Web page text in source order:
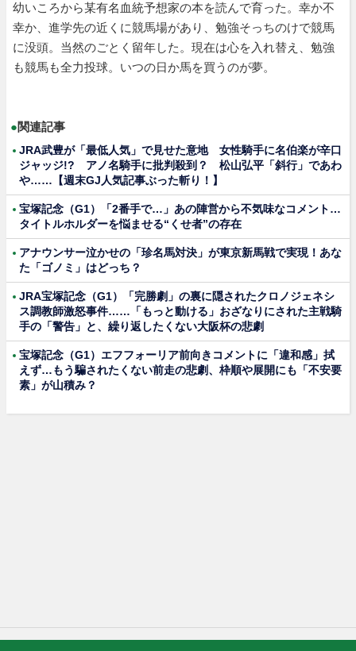
幼いころから某有名血統予想家の本を読んで育った。幸か不
幸か、進学先の近くに競馬場があり、勉強そっちのけで競馬
に没頭。当然のごとく留年した。現在は心を入れ替え、勉強
も競馬も全力投球。いつの日か馬を買うのが夢。
●関連記事
JRA武豊が「最低人気」で見せた意地 女性騎手に名伯楽が辛口
ジャッジ!? アノ名騎手に批判殺到？ 松山弘平「斜行」であわ
や……【週末GJ人気記事ぶった斬り！】
宝塚記念（G1）「2番手で…」あの陣営から不気味なコメント…
タイトルホルダーを悩ませる“くせ者”の存在
アナウンサー泣かせの「珍名馬対決」が東京新馬戦で実現！あな
た「ゴノミ」はどっち？
JRA宝塚記念（G1）「完勝劇」の裏に隠されたクロノジェネシ
ス調教師激怒事件……「もっと動ける」おざなりにされた主戦騎
手の「警告」と、繰り返したくない大阪杯の悲劇
宝塚記念（G1）エフフォーリア前向きコメントに「違和感」拭
えず…もう騙されたくない前走の悲劇、枠順や展開にも「不安要
素」が山積み？